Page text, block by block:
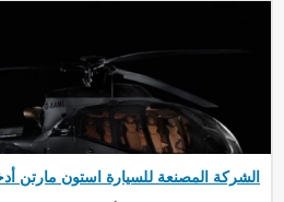
الشركة المصنعة للسيارة استون مارتن